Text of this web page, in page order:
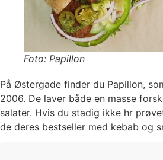
Foto: Papillon
På Østergade finder du Papillon,
2006. De laver både en masse
salater. Hvis du stadig ikke hr
de deres bestseller med kebab og